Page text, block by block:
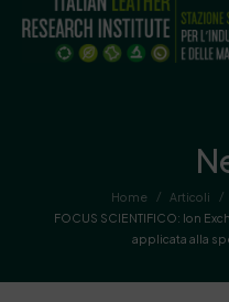
Home / Articoli /
FOCUS SCIENTIFICO: Ion
applicata alla